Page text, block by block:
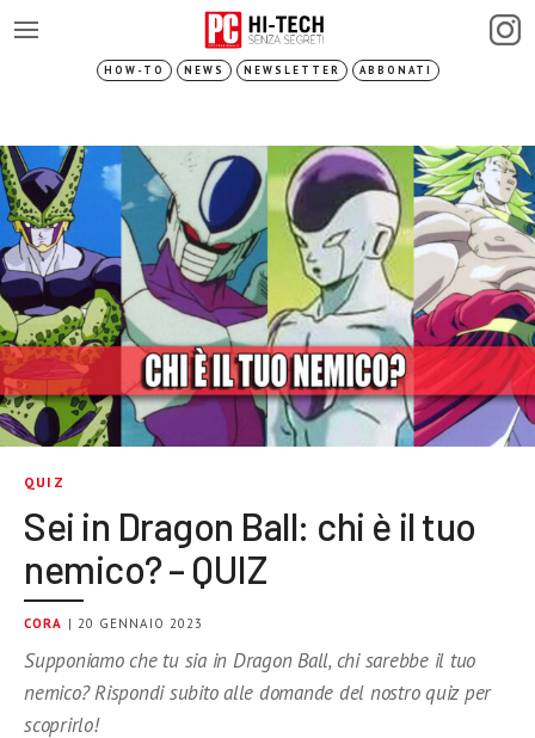
HOW-TO NEWS NEWSLETTER ABBONATI
QUIZ
Sei in Dragon Ball: chi è il tuo
nemico? – QUIZ
CORA | 20 GENNAIO 2023
Supponiamo che tu sia in Dragon Ball, chi sarebbe il tuo
nemico? Rispondi subito alle domande del nostro quiz per
scoprirlo!